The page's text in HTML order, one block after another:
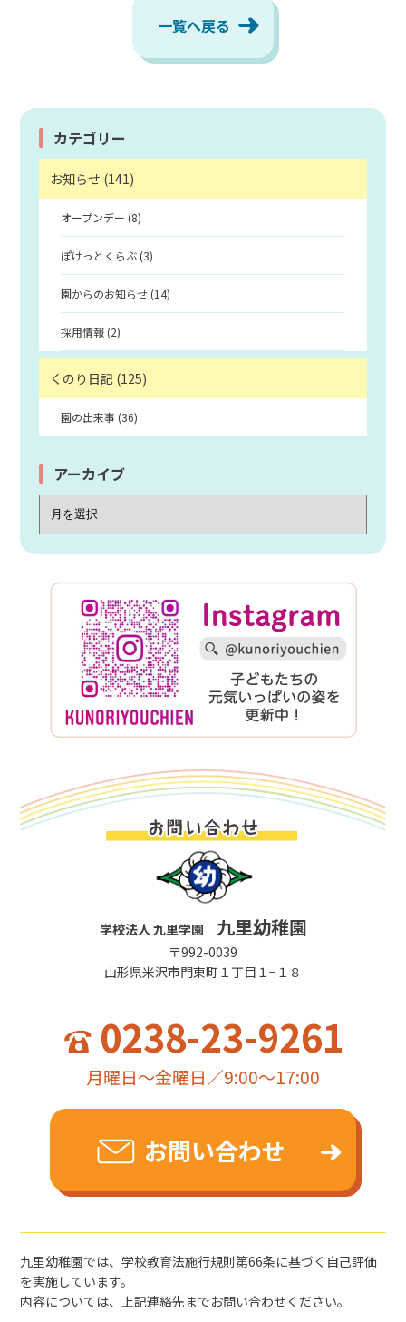
一覧へ戻る
カテゴリー
お知らせ (141)
オープンデー (8)
ぽけっとくらぶ (3)
園からのお知らせ (14)
採用情報 (2)
くのり日記 (125)
園の出来事 (36)
アーカイブ
学校法人 九里学園 九里幼稚園
〒992-0039
山形県米沢市門東町１丁目１−１８
0238-23-9261
月曜日～金曜日／9:00～17:00
お問い合わせ
九里幼稚園では、学校教育法施行規則第66条に基づく自己評価
を実施しています。
内容については、上記連絡先までお問い合わせください。